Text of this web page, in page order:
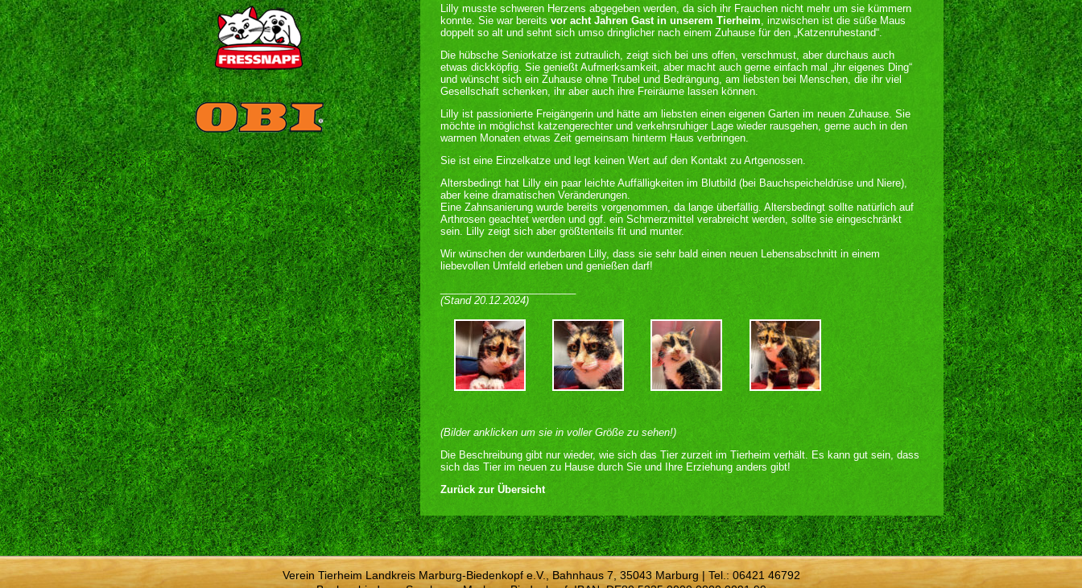
Lilly musste schweren Herzens abgegeben werden, da sich ihr Frauchen nicht mehr um sie kümmern
konnte. Sie war bereits vor acht Jahren Gast in unserem Tierheim, inzwischen ist die süße Maus
doppelt so alt und sehnt sich umso dringlicher nach einem Zuhause für den „Katzenruhestand“.
Die hübsche Seniorkatze ist zutraulich, zeigt sich bei uns offen, verschmust, aber durchaus auch
etwas dickköpfig. Sie genießt Aufmerksamkeit, aber macht auch gerne einfach mal „ihr eigenes Ding“
und wünscht sich ein Zuhause ohne Trubel und Bedrängung, am liebsten bei Menschen, die ihr viel
Gesellschaft schenken, ihr aber auch ihre Freiräume lassen können.
Lilly ist passionierte Freigängerin und hätte am liebsten einen eigenen Garten im neuen Zuhause. Sie
möchte in möglichst katzengerechter und verkehrsruhiger Lage wieder rausgehen, gerne auch in den
warmen Monaten etwas Zeit gemeinsam hinterm Haus verbringen.
Sie ist eine Einzelkatze und legt keinen Wert auf den Kontakt zu Artgenossen.
Altersbedingt hat Lilly ein paar leichte Auffälligkeiten im Blutbild (bei Bauchspeicheldrüse und Niere),
aber keine dramatischen Veränderungen.
Eine Zahnsanierung wurde bereits vorgenommen, da lange überfällig. Altersbedingt sollte natürlich auf
Arthrosen geachtet werden und ggf. ein Schmerzmittel verabreicht werden, sollte sie eingeschränkt
sein. Lilly zeigt sich aber größtenteils fit und munter.
Wir wünschen der wunderbaren Lilly, dass sie sehr bald einen neuen Lebensabschnitt in einem
liebevollen Umfeld erleben und genießen darf!
________________________
(Stand 20.12.2024)
(Bilder anklicken um sie in voller Größe zu sehen!)
Die Beschreibung gibt nur wieder, wie sich das Tier zurzeit im Tierheim verhält. Es kann gut sein, dass
sich das Tier im neuen zu Hause durch Sie und Ihre Erziehung anders gibt!
Zurück zur Übersicht
Verein Tierheim Landkreis Marburg-Biedenkopf e.V., Bahnhaus 7, 35043 Marburg | Tel.: 06421 46792